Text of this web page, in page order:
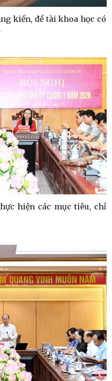
kiến, đề tài khoa học có
hiện các mục tiêu, chỉ